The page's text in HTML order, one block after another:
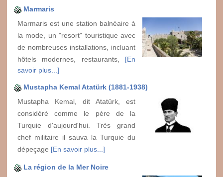
Marmaris
Marmaris est une station balnéaire à
la mode, un "resort" touristique avec
de nombreuses installations, incluant
hôtels modernes, restaurants, [En
savoir plus...]
Mustapha Kemal Atatürk (1881-1938)
Mustapha Kemal, dit Atatürk, est
considéré comme le père de la
Turquie d'aujourd'hui. Très grand
chef militaire il sauva la Turquie du
dépeçage [En savoir plus...]
La région de la Mer Noire